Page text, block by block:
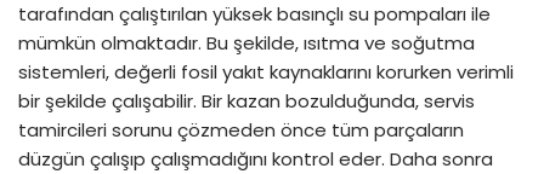
tarafından çalıştırılan yüksek basınçlı su pompaları ile
mümkün olmaktadır. Bu şekilde, ısıtma ve soğutma
sistemleri, değerli fosil yakıt kaynaklarını korurken verimli
bir şekilde çalışabilir. Bir kazan bozulduğunda, servis
tamircileri sorunu çözmeden önce tüm parçaların
düzgün çalışıp çalışmadığını kontrol eder. Daha sonra